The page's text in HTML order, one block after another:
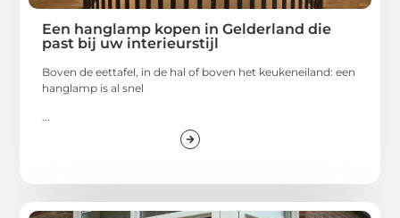
Een hanglamp kopen in Gelderland die
past bij uw interieurstijl
Boven de eettafel, in de hal of boven het keukeneiland: een
hanglamp is al snel
...